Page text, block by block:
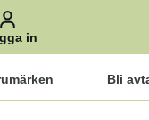
in
Bli